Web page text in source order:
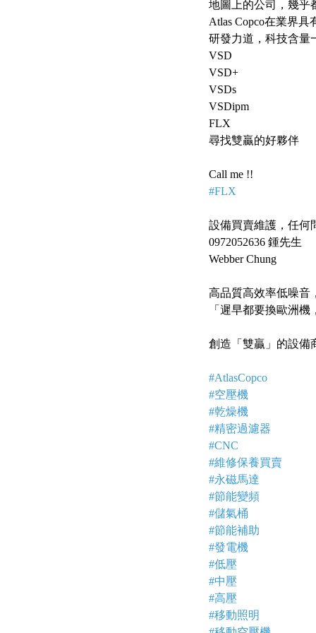
地圖上的公司，幾乎
Atlas Copco在業界
研發力道，科技含量
VSD
VSD+
VSDs
VSDipm
FLX
尋找雙贏的好夥伴
Call me !!
#FLX
設備買賣維護，任何
0972052636 鍾先生
Webber Chung
高品質高效率低噪音
「遲早都要換歐洲
創造「雙贏」的設備
#AtlasCopco
#空壓機
#乾燥機
#精密過濾器
#CNC
#維修保養買賣
#永磁馬達
#節能變頻
#儲氣桶
#節能補助
#發電機
#低壓
#中壓
#高壓
#移動照明